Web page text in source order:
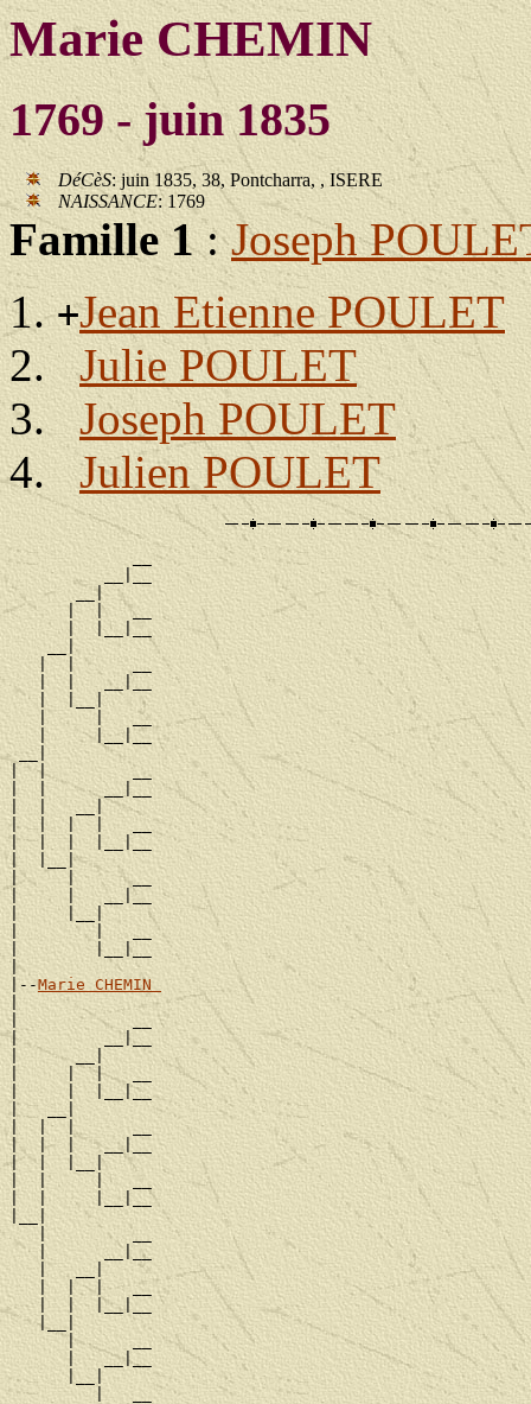
Marie CHEMIN
1769 - juin 1835
DéCèS: juin 1835, 38, Pontcharra, , ISERE
NAISSANCE: 1769
Famille 1:Joseph
+Jean Etienne POULET
Julie POULET
Joseph POULET
Julien POULET
             __
          __|__
       __|
      |  |   __
      |  |__|__
    __|
   |  |      __
   |  |   __|__
   |  |__|
   |     |   __
   |     |__|__
__|
|  |         __
|  |      __|__
|  |   __|
|  |  |  |   __
|  |  |  |__|__
|  |__|
|     |      __
|     |   __|__
|     |__|
|        |   __
|        |__|__
|
|--Marie CHEMIN
|            __
|         __|__
|      __|
|     |  |   __
|     |  |__|__
|   __|
|  |  |      __
|  |  |   __|__
|  |  |__|
|  |     |   __
|  |     |__|__
|__|
   |         __
   |      __|__
   |   __|
   |  |  |   __
   |  |  |__|__
   |__|
      |      __
      |   __|__
      |__|
         |   __